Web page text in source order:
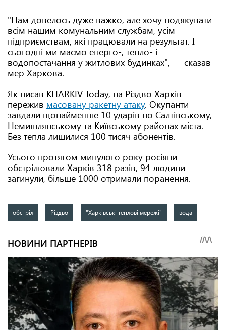
"Нам довелось дуже важко, але хочу подякувати
всім нашим комунальним службам, усім
підприємствам, які працювали на результат. І
сьогодні ми маємо енерго-, тепло- і
водопостачання у житлових будинках", — сказав
мер Харкова.
Як писав KHARKIV Today, на Різдво Харків
пережив масовану ракетну атаку. Окупанти
завдали щонайменше 10 ударів по Салтівському,
Немишлянському та Київському районах міста.
Без тепла лишилися 100 тисяч абонентів.
Усього протягом минулого року росіяни
обстрілювали Харків 318 разів, 94 людини
загинули, більше 1000 отримали поранення.
обстріл Різдво "Харківські теплові мережі" вода